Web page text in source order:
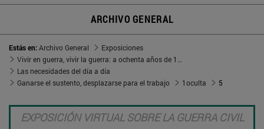
ARCHIVO GENERAL
Estás en:Archivo General
Exposiciones
Las necesidades del día a día
Ganarse el sustento, desplazarse para el trabajo
1oculta 5
EXPOSICIÓN VIRTUAL SOBRE LA GUERRA CIVIL